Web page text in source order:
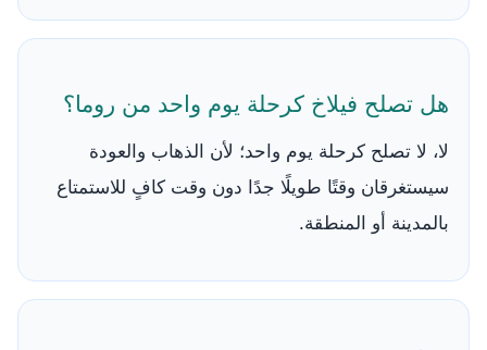
هل تصلح فيلاخ كرحلة يوم واحد من روما؟
لا، لا تصلح كرحلة يوم واحد؛ لأن الذهاب والعودة
سيستغرقان وقتًا طويلًا جدًا دون وقت كافٍ للاستمتاع
بالمدينة أو المنطقة.